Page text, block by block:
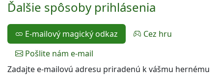
Ďalšie spôsoby prihlásenia
E-mailový magický odkaz
Cez hru
Pošlite nám e-mail
Zadajte e-mailovú adresu priradenú k vášmu hernému